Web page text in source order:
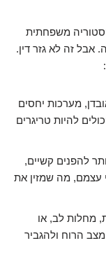
משפחתית
אבל זה לא גזר דין.
מערכות יחסים
להיות טריגרים
להפנים קשיים,
עצמם, מה שמזין את
מחלות לב, או
הרוח ולהגביר